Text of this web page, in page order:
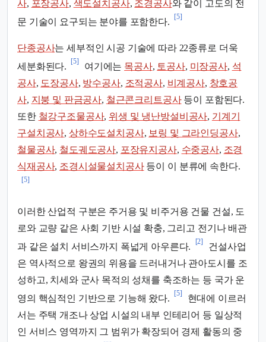
사, 포장공사, 색도설치공사, 조경공사와 같이 고도의 전
문 기술이 요구되는 분야를 포함한다.
[5]
단종공사는 세부적인 시공 기술에 따라 22종류로 더욱
세분화된다.
[5]
여기에는 목공사, 토공사, 미장공사, 석
공사, 도장공사, 방수공사, 조적공사, 비계공사, 창호공
사, 지붕 및 판금공사, 철근콘크리트공사등이 포함된다.
또한 철강구조물공사, 위생 및 냉난방설비공사, 기계기
구설치공사, 상하수도설치공사, 보링 및 그라인딩공사,
철물공사, 철도궤도공사, 포장유지공사, 수중공사, 조경
식재공사, 조경시설물설치공사등이 이 분류에 속한다.
[5]
이러한 산업적 구분은 주거용 및 비주거용 건물 건설, 도
로와 교량 같은 사회 기반 시설 확충, 그리고 전기나 배관
과 같은 설치 서비스까지 폭넓게 아우른다.
[2]
건설사업
은 역사적으로 왕권의 위용을 드러내거나 관아도시를 조
성하고, 치세와 군사 목적의 성채를 축조하는 등 국가 운
영의 핵심적인 기반으로 기능해 왔다.
[5]
현대에 이르러
서는 주택 개조나 상업 시설의 내부 인테리어 등 일상적
인 서비스 영역까지 그 범위가 확장되어 경제 활동의 중